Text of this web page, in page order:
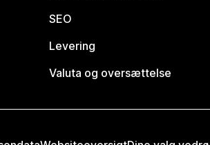
SEO
Levering
Valuta og oversættelse